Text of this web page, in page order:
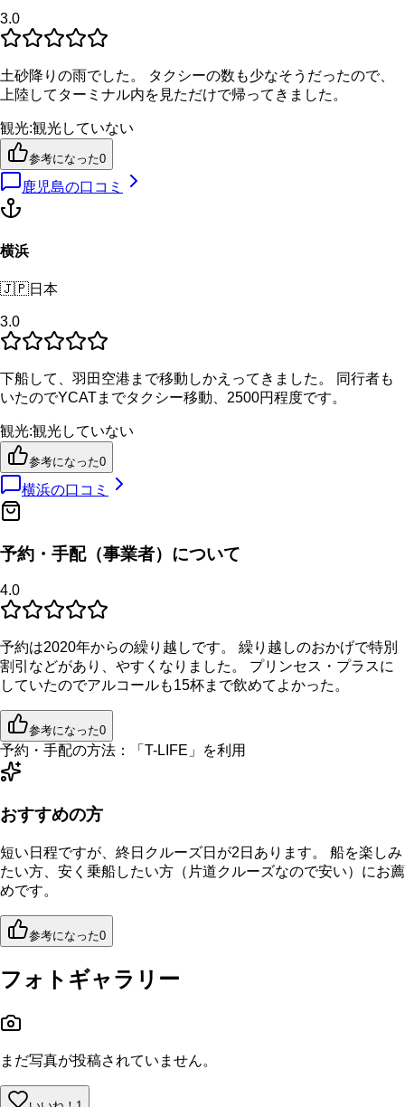
3.0
土砂降りの雨でした。 タクシーの数も少なそうだったので、
上陸してターミナル内を見ただけで帰ってきました。
観光:観光していない
参考になった0
鹿児島の口コミ
横浜
🇯🇵日本
3.0
下船して、羽田空港まで移動しかえってきました。 同行者も
いたのでYCATまでタクシー移動、2500円程度です。
観光:観光していない
参考になった0
横浜の口コミ
予約・手配（事業者）について
4.0
予約は2020年からの繰り越しです。 繰り越しのおかげで特別
割引などがあり、やすくなりました。 プリンセス・プラスに
していたのでアルコールも15杯まで飲めてよかった。
参考になった0
予約・手配の方法： 「 T-LIFE 」を利用
おすすめの方
短い日程ですが、終日クルーズ日が2日あります。 船を楽しみ
たい方、安く乗船したい方（片道クルーズなので安い）にお薦
めです。
参考になった0
フォトギャラリー
まだ写真が投稿されていません。